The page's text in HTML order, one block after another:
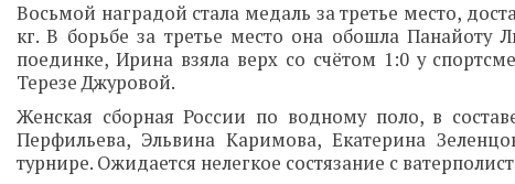
Восьмой наградой стала медаль за третье место,
кг. В борьбе за третье место она обошла Панайоту
поединке, Ирина взяла верх со счётом 1:0 у
Терезе Джуровой.
Женская сборная России по водному поло, в
Перфильева, Эльвина Каримова, Екатерина
турнире. Ожидается нелегкое состязание с